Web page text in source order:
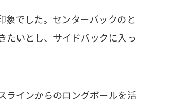
象でした。センターバックのと
たいとし、サイドバックに入っ
ラインからのロングボールを活